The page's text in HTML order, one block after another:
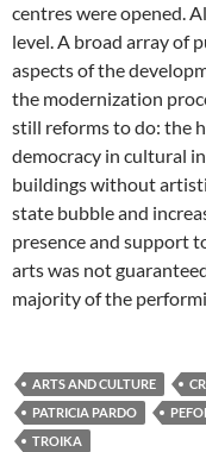
centres were opened.
level. A broad array of
aspects of the
the modernization
still reforms to do: the
democracy in cultural
buildings without
state bubble and
presence and support
arts was not
majority of the
ARTS AND CULTURE
PATRICIA PARDO
TROIKA